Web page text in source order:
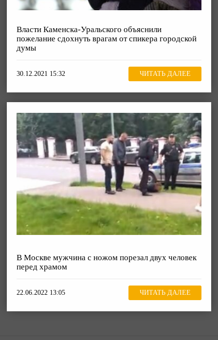
Власти Каменска-Уральского объяснили
пожелание сдохнуть врагам от спикера городской
думы
30.12.2021 15:32 ЧИТАТЬ ДАЛЕЕ
В Москве мужчина с ножом порезал двух человек
перед храмом
22.06.2022 13:05 ЧИТАТЬ ДАЛЕЕ